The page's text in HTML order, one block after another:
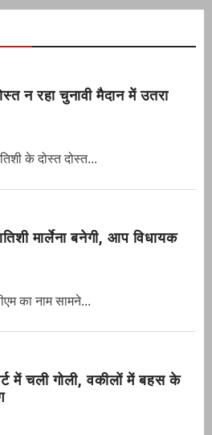
न रहा चुनावी मैदान में उतरा
के दोस्त दोस्त...
मार्लेना बनेगी, आप विधायक
का नाम सामने...
में चली गोली, वकीलों में बहस के